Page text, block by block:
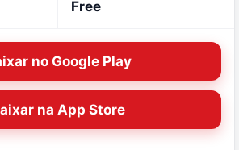
Free
no Google Play
na App Store